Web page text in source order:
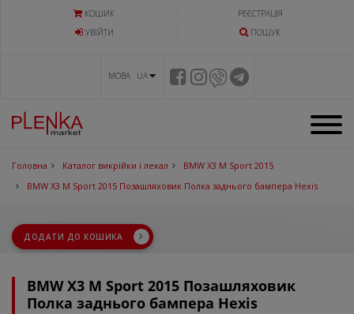
КОШИК
РЕЄСТРАЦІЯ
УВIЙТИ
ПОШУК
МОВА UA
Головна Каталог викрійки і лекал
BMW X3 M Sport 2015
BMW X3 M Sport 2015 Позашляховик Полка заднього бампера Hexis
ДОДАТИ ДО КОШИКА
BMW X3 M Sport 2015 Позашляховик
Полка заднього бампера Hexis